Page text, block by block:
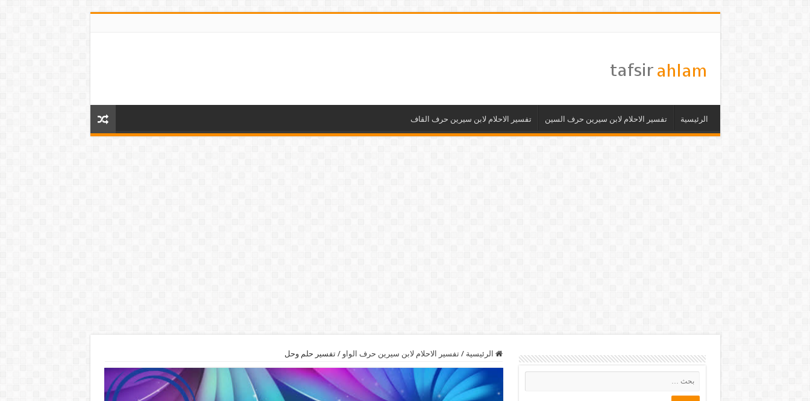
الرئيسية تفسير الاحلام لابن سيرين حرف السين تفسير الاحلام لابن سيرين حرف القاف
الرئيسية / تفسير الاحلام لابن سيرين حرف الواو / تفسير حلم وحل